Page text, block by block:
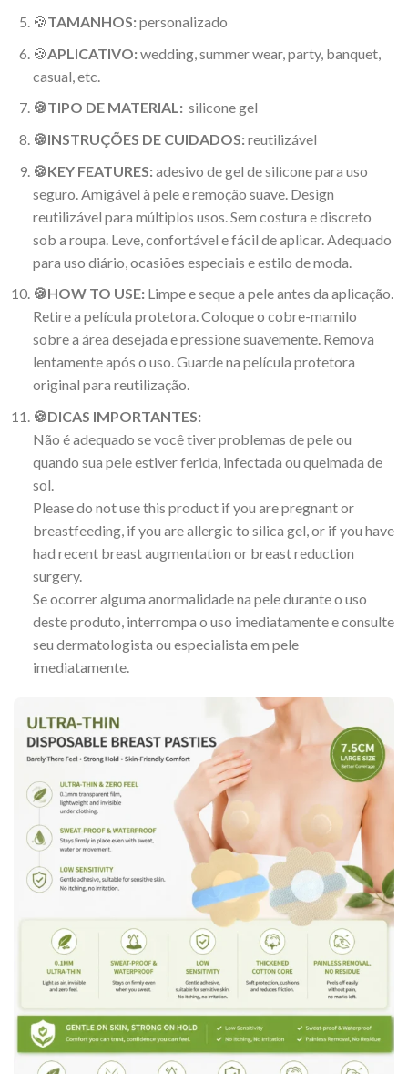
🍪TAMANHOS:personalizado
🍪APLICATIVO:wedding, summer wear, party, banquet,
casual, etc.
🍪TIPO DE MATERIAL: silicone gel
🍪INSTRUÇÕES DE CUIDADOS:reutilizável
🍪KEY FEATURES:adesivo de gel de silicone para uso
seguro. Amigável à pele e remoção suave. Design
reutilizável para múltiplos usos. Sem costura e discreto
sob a roupa. Leve, confortável e fácil de aplicar. Adequado
para uso diário, ocasiões especiais e estilo de moda.
🍪HOW TO USE: Limpe e seque a pele antes da aplicação.
Retire a película protetora. Coloque o cobre-mamilo
sobre a área desejada e pressione suavemente. Remova
lentamente após o uso. Guarde na película protetora
original para reutilização.
🍪DICAS IMPORTANTES:
Não é adequado se você tiver problemas de pele ou
quando sua pele estiver ferida, infectada ou queimada de
sol.
Please do not use this product if you are pregnant or
breastfeeding, if you are allergic to silica gel, or if you have
had recent breast augmentation or breast reduction
surgery.
Se ocorrer alguma anormalidade na pele durante o uso
deste produto, interrompa o uso imediatamente e consulte
seu dermatologista ou especialista em pele
imediatamente.